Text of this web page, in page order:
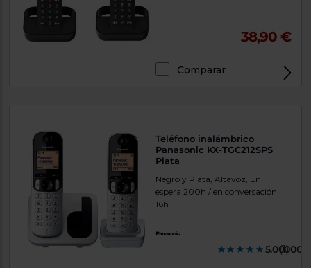
38,90 €
Comparar
Teléfono inalámbrico
Panasonic KX-TGC212SPS
Plata
Negro y Plata, Altavoz, En
espera 200h / en conversación
16h
(1)